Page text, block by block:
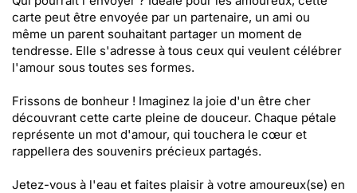
carte peut être envoyée par un partenaire, un ami ou
même un parent souhaitant partager un moment de
tendresse. Elle s'adresse à tous ceux qui veulent célébrer
l'amour sous toutes ses formes.
Frissons de bonheur ! Imaginez la joie d'un être cher
découvrant cette carte pleine de douceur. Chaque pétale
représente un mot d'amour, qui touchera le cœur et
rappellera des souvenirs précieux partagés.
Jetez-vous à l'eau et faites plaisir à votre amoureux(se) en